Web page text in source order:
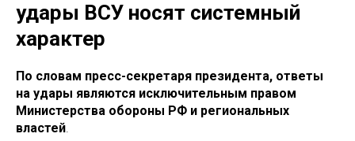
удары ВСУ носят системный
характер
По словам пресс-секретаря президента, ответы
на удары являются исключительным правом
Министерства обороны РФ и региональных
властей.